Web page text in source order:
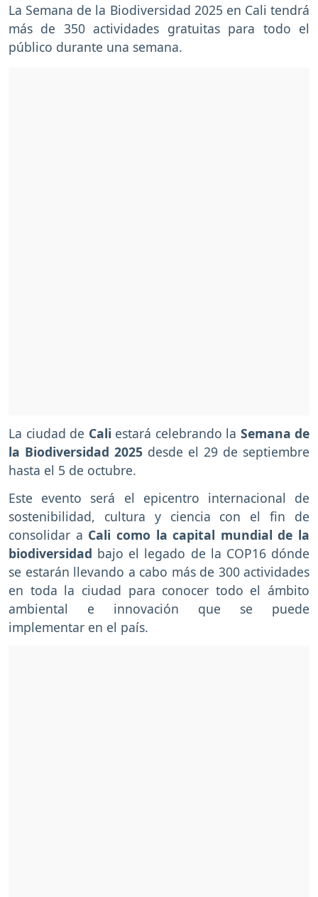
La Semana de la Biodiversidad 2025 en Cali tendrá
más de 350 actividades gratuitas para todo el
público durante una semana.
La ciudad de Cali estará celebrando la Semana de
la Biodiversidad 2025 desde el 29 de septiembre
hasta el 5 de octubre.
Este evento será el epicentro internacional de
sostenibilidad, cultura y ciencia con el fin de
consolidar a Cali como la capital mundial de la
biodiversidad bajo el legado de la COP16 dónde
se estarán llevando a cabo más de 300 actividades
en toda la ciudad para conocer todo el ámbito
ambiental e innovación que se puede
implementar en el país.